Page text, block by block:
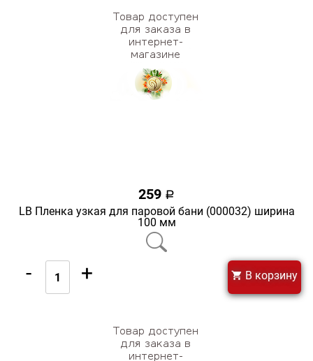
259 a
LB Пленка узкая для паровой бани (000032) ширина
100 мм
- + В корзину